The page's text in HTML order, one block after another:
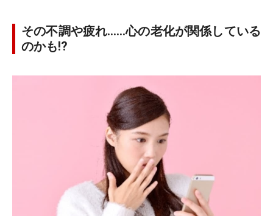
その不調や疲れ……心の老化が関係している
のかも!?